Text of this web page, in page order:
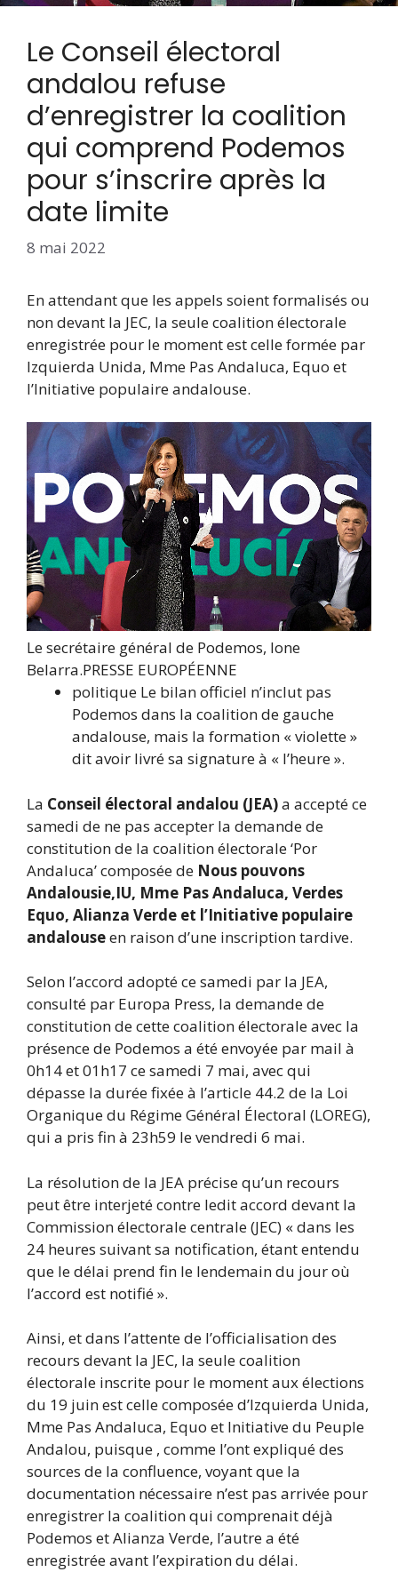
Le Conseil électoral
andalou refuse
d’enregistrer la coalition
qui comprend Podemos
pour s’inscrire après la
date limite
8 mai 2022
En attendant que les appels soient formalisés ou
non devant la JEC, la seule coalition électorale
enregistrée pour le moment est celle formée par
Izquierda Unida, Mme Pas Andaluca, Equo et
l’Initiative populaire andalouse.
Le secrétaire général de Podemos, Ione
Belarra.PRESSE EUROPÉENNE
politique Le bilan officiel n’inclut pas
Podemos dans la coalition de gauche
andalouse, mais la formation « violette »
dit avoir livré sa signature à « l’heure ».
La Conseil électoral andalou (JEA)a accepté ce
samedi de ne pas accepter la demande de
constitution de la coalition électorale ‘Por
Andaluca’ composée de Nous pouvons
Andalousie,IU, Mme Pas Andaluca, Verdes
Equo, Alianza Verde et l’Initiative populaire
andalouseen raison d’une inscription tardive.
Selon l’accord adopté ce samedi par la JEA,
consulté par Europa Press, la demande de
constitution de cette coalition électorale avec la
présence de Podemos a été envoyée par mail à
0h14 et 01h17 ce samedi 7 mai, avec qui
dépasse la durée fixée à l’article 44.2 de la Loi
Organique du Régime Général Électoral (LOREG),
qui a pris fin à 23h59 le vendredi 6 mai.
La résolution de la JEA précise qu’un recours
peut être interjeté contre ledit accord devant la
Commission électorale centrale (JEC) « dans les
24 heures suivant sa notification, étant entendu
que le délai prend fin le lendemain du jour où
l’accord est notifié ».
Ainsi, et dans l’attente de l’officialisation des
recours devant la JEC, la seule coalition
électorale inscrite pour le moment aux élections
du 19 juin est celle composée d’Izquierda Unida,
Mme Pas Andaluca, Equo et Initiative du Peuple
Andalou, puisque , comme l’ont expliqué des
sources de la confluence, voyant que la
documentation nécessaire n’est pas arrivée pour
enregistrer la coalition qui comprenait déjà
Podemos et Alianza Verde, l’autre a été
enregistrée avant l’expiration du délai.